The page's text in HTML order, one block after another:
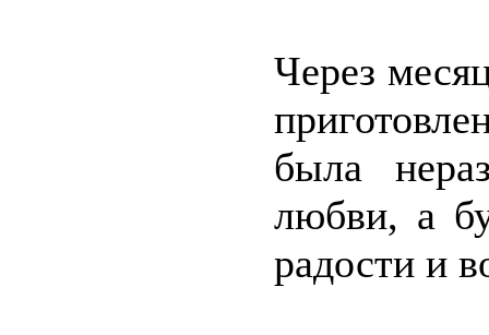
Через
была
любви, а
радости и